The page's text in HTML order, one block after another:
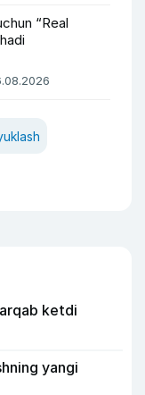
“Real
ketdi
yangi